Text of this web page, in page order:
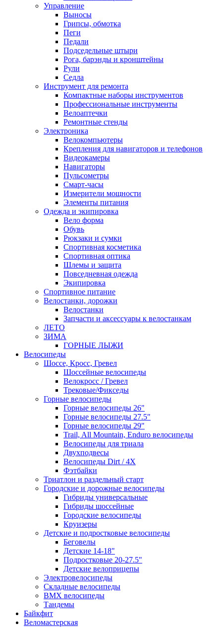
Управление
Выносы
Грипсы, обмотка
Пеги
Педали
Подседельные штыри
Рога, барэнды и кронштейны
Рули
Седла
Инструмент для ремонта
Компактные наборы инструментов
Профессиональные инструменты
Велоаптечки
Ремонтные стенды
Электроника
Велокомпьютеры
Крепления для навигаторов и телефонов
Видеокамеры
Навигаторы
Пульсометры
Смарт-часы
Измерители мощности
Элементы питания
Одежда и экипировка
Вело форма
Обувь
Рюкзаки и сумки
Спортивная косметика
Спортивная оптика
Шлемы и защита
Повседневная одежда
Экипировка
Спортивное питание
Велостанки, дорожки
Велостанки
Запчасти и аксессуары к велостанкам
ЛЕТО
ЗИМА
ГОРНЫЕ ЛЫЖИ
Велосипеды
Шоссе, Кросс, Гревел
Шоссейные велосипеды
Велокросс / Гревел
Трековые/Фикседы
Горные велосипеды
Горные велосипеды 26"
Горные велосипеды 27.5"
Горные велосипеды 29"
Trail, All Mountain, Enduro велосипеды
Велосипеды для триала
Двухподвесы
Велосипеды Dirt / 4X
Фэтбайки
Триатлон и раздельный старт
Городские и дорожные велосипеды
Гибриды универсальные
Гибриды шоссейные
Городские велосипеды
Круизеры
Детские и подростковые велосипеды
Беговелы
Детские 14-18"
Подростковые 20-27.5"
Детские велоприцепы
Электровелосипеды
Складные велосипеды
BMX велосипеды
Тандемы
Байкфит
Веломастерская